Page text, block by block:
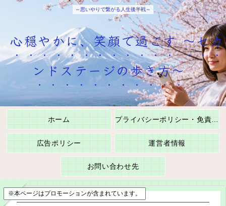
～思いやりで繋がる人生後半戦～
心穏やかに、笑顔で過ごす ～セカ
ンドステージの歩き方～
ホーム
広告ポリシー 運営者情報
お問い合わせ先
※本ページはプロモーションが含まれています。